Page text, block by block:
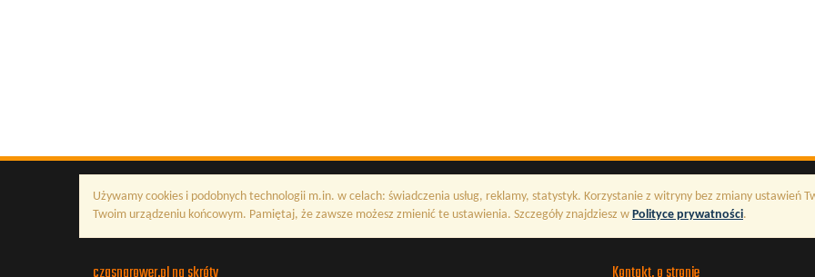
Używamy cookies i podobnych technologii m.in. w celach: świadczenia usług, reklamy, statystyk. Korzystanie z witryny bez zmiany ustawień
Twoim urządzeniu końcowym. Pamiętaj, że zawsze możesz zmienić te ustawienia. Szczegóły znajdziesz w Polityce prywatności.